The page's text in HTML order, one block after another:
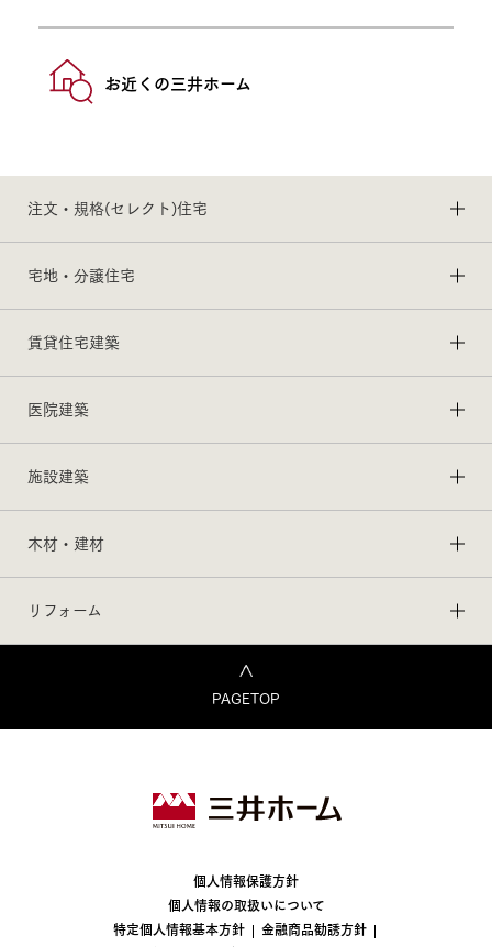
お近くの三井ホーム
注文・規格(セレクト)住宅
宅地・分譲住宅
賃貸住宅建築
医院建築
施設建築
木材・建材
リフォーム
PAGETOP
個人情報保護方針
個人情報の取扱いについて
特定個人情報基本方針
金融商品勧誘方針